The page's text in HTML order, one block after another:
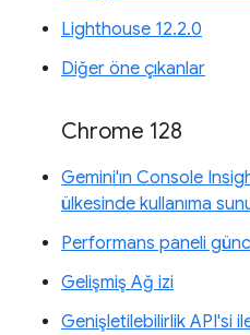
Lighthouse 12.2.0
Diğer öne çıkanlar
Chrome 128
Gemini'ın Console
ülkesinde kullanıma
Performans paneli
Gelişmiş Ağ izi
Genişletilebilirlik API'si